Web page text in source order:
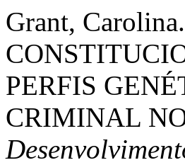
Grant,
PERFIS
CRIMINAL